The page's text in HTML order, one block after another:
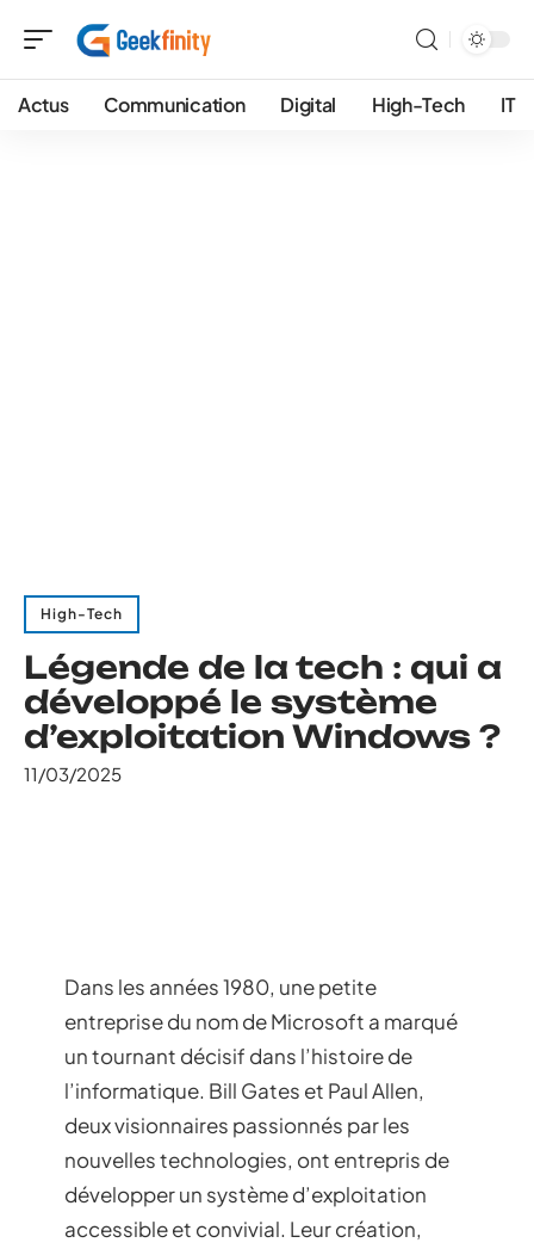
Actus Communication Digital High-Tech IT
High-Tech
Légende de la tech : qui a
développé le système
d’exploitation Windows ?
11/03/2025
Dans les années 1980, une petite
entreprise du nom de Microsoft a marqué
un tournant décisif dans l’histoire de
l’informatique. Bill Gates et Paul Allen,
deux visionnaires passionnés par les
nouvelles technologies, ont entrepris de
développer un système d’exploitation
accessible et convivial. Leur création,